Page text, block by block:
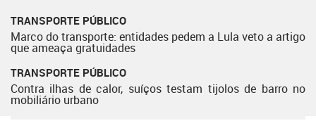
TRANSPORTE PÚBLICO
Marco do transporte: entidades pedem a Lula veto a artigo
que ameaça gratuidades
TRANSPORTE PÚBLICO
Contra ilhas de calor, suíços testam tijolos de barro no
mobiliário urbano